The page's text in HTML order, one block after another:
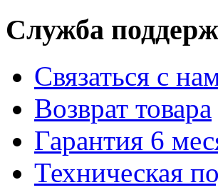
Служба
Связаться с
Возврат товара
Гарантия 6
Техническая